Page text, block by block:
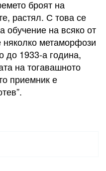
броят на
растял. С това се
обучение на всяко от
метаморфози
до 1933-а година,
на тогавашното
приемник е